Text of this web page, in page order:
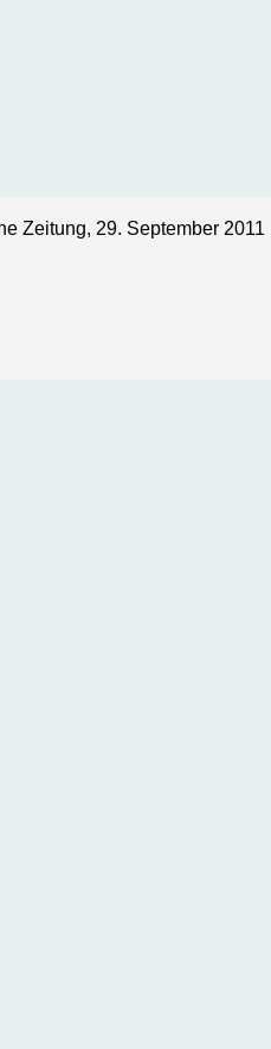
Zeitung, 29. September 2011